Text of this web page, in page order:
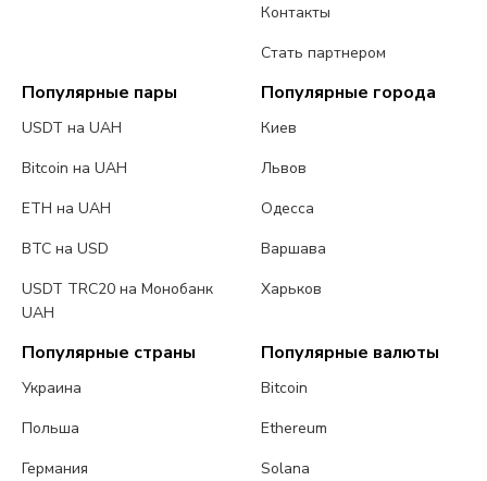
Контакты
Стать партнером
Популярные пары
USDT на UAH
Bitcoin на UAH
ETH на UAH
BTC на USD
USDT TRC20 на Монобанк
UAH
Популярные города
Киев
Львов
Одесса
Варшава
Харьков
Популярные страны
Украина
Польша
Германия
Популярные валюты
Bitcoin
Ethereum
Solana